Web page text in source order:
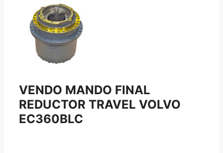
VENDO MANDO FINAL
REDUCTOR TRAVEL VOLVO
EC360BLC